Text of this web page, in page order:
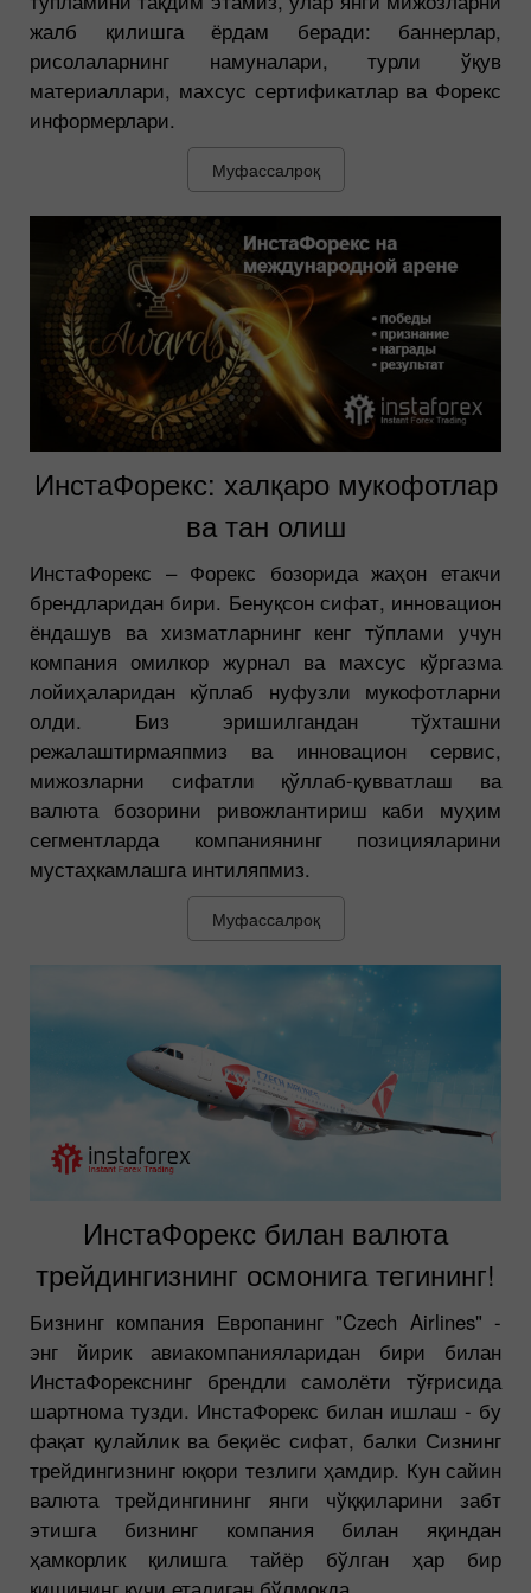
жалб қилишга ёрдам беради: баннерлар,
рисолаларнинг намуналари, турли ўқув
материаллари, махсус сертификатлар ва Форекс
информерлари.
Муфассалроқ
ИнстаФорекс: халқаро мукофотлар
ва тан олиш
ИнстаФорекс – Форекс бозорида жаҳон етакчи
брендларидан бири. Бенуқсон сифат, инновацион
ёндашув ва хизматларнинг кенг тўплами учун
компания омилкор журнал ва махсус кўргазма
лойиҳаларидан кўплаб нуфузли мукофотларни
олди. Биз эришилгандан тўхташни
режалаштирмаяпмиз ва инновацион сервис,
мижозларни сифатли қўллаб-қувватлаш ва
валюта бозорини ривожлантириш каби муҳим
сегментларда компаниянинг позицияларини
мустаҳкамлашга интиляпмиз.
Муфассалроқ
ИнстаФорекс билан валюта
трейдингизнинг осмонига тегининг!
Бизнинг компания Европанинг "Czech Airlines" -
энг йирик авиакомпанияларидан бири билан
ИнстаФорекснинг брендли самолёти тўғрисида
шартнома тузди. ИнстаФорекс билан ишлаш - бу
фақат қулайлик ва беқиёс сифат, балки Сизнинг
трейдингизнинг юқори тезлиги ҳамдир. Кун сайин
валюта трейдингининг янги чўққиларини забт
этишга бизнинг компания билан яқиндан
ҳамкорлик қилишга тайёр бўлган ҳар бир